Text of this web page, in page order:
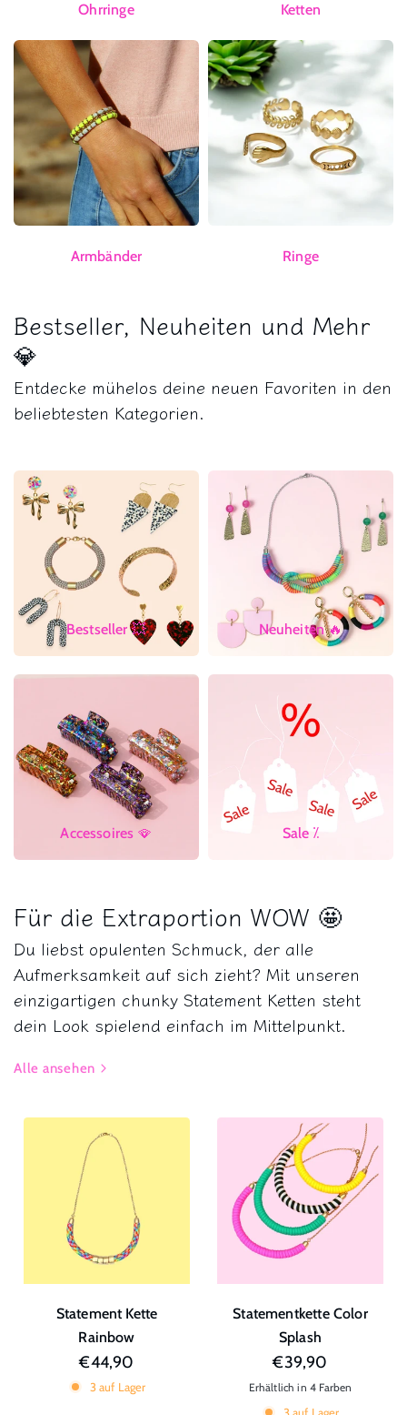
Ohrringe Ketten
Armbänder Ringe
Bestseller, Neuheiten und Mehr
💎
Entdecke mühelos deine neuen Favoriten in den
beliebtesten Kategorien.
Bestseller 💥 Neuheiten 🔥
Accessoires 🪭 Sale ⁒
Für die Extraportion WOW 🤩
Du liebst opulenten Schmuck, der alle
Aufmerksamkeit auf sich zieht? Mit unseren
einzigartigen chunky Statement Ketten steht
dein Look spielend einfach im Mittelpunkt.
Alle ansehen
Statement Kette
Rainbow
€44,90
3 auf Lager
Statementkette Color
Splash
€39,90
Erhältlich in 4 Farben
3 auf Lager